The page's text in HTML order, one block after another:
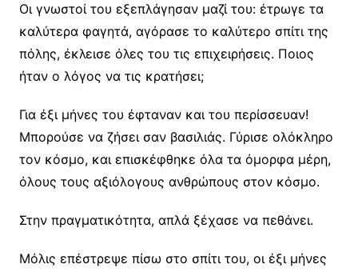
Οι γνωστοί του εξεπλάγησαν μαζί του: έτρωγε τα
καλύτερα φαγητά, αγόρασε το καλύτερο σπίτι της
πόλης, έκλεισε όλες του τις επιχειρήσεις. Ποιος
ήταν ο λόγος να τις κρατήσει;
Για έξι μήνες του έφταναν και του περίσσευαν!
Μπορούσε να ζήσει σαν βασιλιάς. Γύρισε ολόκληρο
τον κόσμο, και επισκέφθηκε όλα τα όμορφα μέρη,
όλους τους αξιόλογους ανθρώπους στον κόσμο.
Στην πραγματικότητα, απλά ξέχασε να πεθάνει.
Μόλις επέστρεψε πίσω στο σπίτι του, οι έξι μήνες